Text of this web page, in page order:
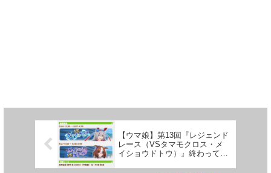
【ウマ娘】第13回『レジェンド
レース（VSタマモクロス・メ
イショウドトウ）』終わっての